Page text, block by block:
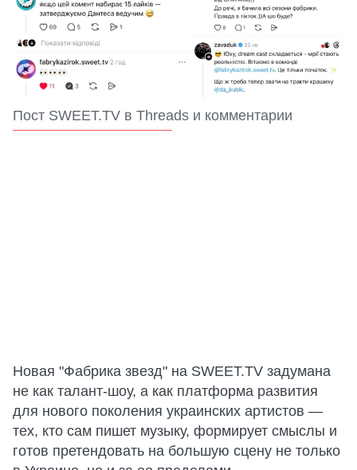
Пост SWEET.TV в Threads и комментарии
Новая "Фабрика звезд" на SWEET.TV задумана
не как талант-шоу, а как платформа развития
для нового поколения украинских артистов —
тех, кто сам пишет музыку, формирует смыслы и
готов претендовать на большую сцену не только